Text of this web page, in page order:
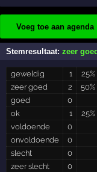
Voeg toe aan agenda
Stemresultaat:zeer goed
geweldig 1
25%
zeer goed
2
50%
goed
0
ok
1
25%
voldoende
0
onvoldoende
0
slecht
0
zeer slecht
0